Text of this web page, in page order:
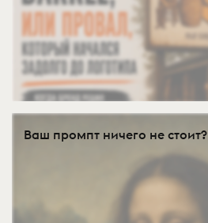
Ваш промпт ничего не стоит?